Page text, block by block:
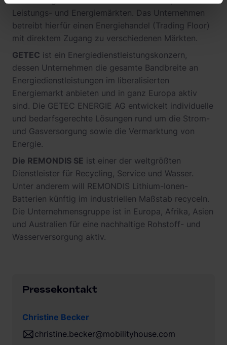
Leistungs- und Energiemärkten. Das Unternehmen
betreibt hierfür einen Energiehandel (Trading Floor)
mit direktem Zugang zu verschiedenen Märkten.
GETEC ist ein Energiedienstleistungskonzern,
dessen Unternehmen die gesamte Bandbreite an
Energiedienstleistungen im liberalisierten
Energiemarkt anbieten und in ganz Europa aktiv
sind. Die GETEC ENERGIE AG entwickelt individuelle
und bedarfsgerechte Lösungen rund um die Strom-
und Gasversorgung sowie die Vermarktung von
Energie.
Die REMONDIS SE ist einer der weltgrößten
Dienstleister für Recycling, Service und Wasser.
Unter anderem will REMONDIS Lithium-Ionen-
Batterien künftig im industriellen Maßstab recyceln.
Die Unternehmensgruppe ist in Europa, Afrika, Asien
und Australien für eine nachhaltige Rohstoff- und
Wasserversorgung aktiv.
Pressekontakt
Christine Becker
christine.becker@mobilityhouse.com